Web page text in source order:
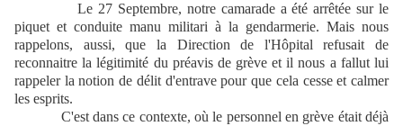
Le 27 Septembre, notre camarade a été arrêtée sur le
piquet et conduite manu militari à la gendarmerie. Mais nous
rappelons, aussi, que la Direction de l'Hôpital refusait de
reconnaitre la légitimité du préavis de grève et il nous a fallut lui
rappeler la notion de délit d'entrave pour que cela cesse et calmer
les esprits.
C'est dans ce contexte, où le personnel en grève était déjà